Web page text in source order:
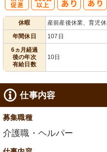
休暇
産前産後休業、育児
年間休日
107日
6ヵ月経過
後の年次
有給日数
10日
仕事内容
募集職種
介護職・ヘルパー